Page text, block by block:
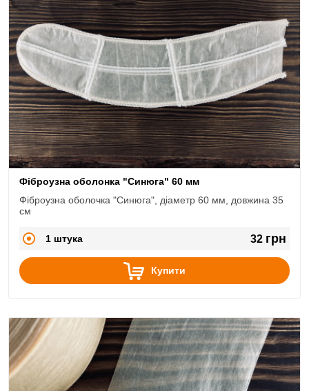
Фіброузна оболонка "Синюга" 60 мм
Фіброузна оболочка "Синюга", діаметр 60 мм, довжина 35
см
1 штука 32 грн
Купити